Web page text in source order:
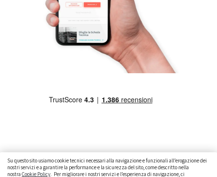
Su questo sito usiamo cookie tecnici necessari alla navigazione e funzionali all’erogazione dei
nostri servizi e a garantire la performance e la sicurezza del sito, come descritto nella
nostra Cookie Policy. Per migliorare i nostri servizi e l’esperienza di navigazione, ci